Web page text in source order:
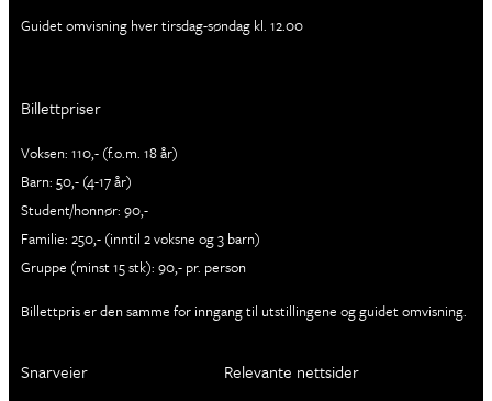
Guidet omvisning hver tirsdag-søndag kl. 12.00
Billettpriser
Voksen: 110,- (f.o.m. 18 år)
Barn: 50,- (4-17 år)
Student/honnør: 90,-
Familie: 250,- (inntil 2 voksne og 3 barn)
Gruppe (minst 15 stk): 90,- pr. person
Billettpris er den samme for inngang til utstillingene og guidet omvisning.
Snarveier Relevante nettsider